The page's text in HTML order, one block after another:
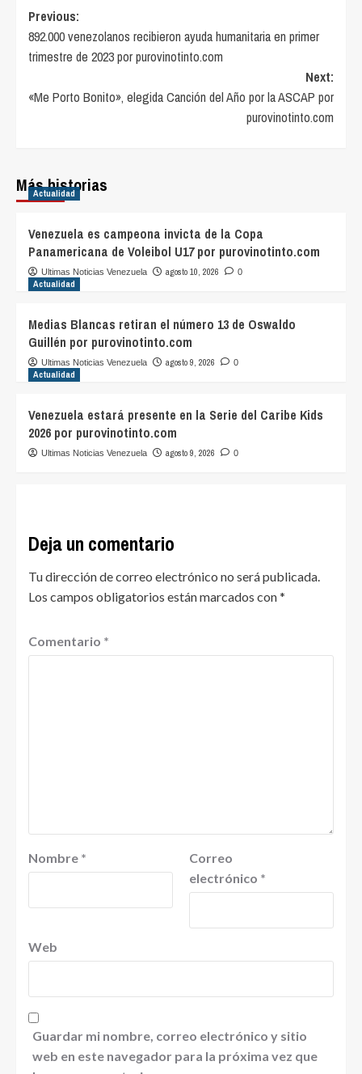
Post
navigation
Previous:
892.000 venezolanos recibieron ayuda humanitaria en primer
trimestre de 2023 por purovinotinto.com
Next:
«Me Porto Bonito», elegida Canción del Año por la ASCAP por
purovinotinto.com
Más historias
Actualidad
Venezuela es campeona invicta de la Copa
Panamericana de Voleibol U17 por purovinotinto.com
Ultimas Noticias Venezuela agosto 10, 2026 0
Actualidad
Medias Blancas retiran el número 13 de Oswaldo
Guillén por purovinotinto.com
Ultimas Noticias Venezuela agosto 9, 2026 0
Actualidad
Venezuela estará presente en la Serie del Caribe Kids
2026 por purovinotinto.com
Ultimas Noticias Venezuela agosto 9, 2026 0
Deja un comentario
Tu dirección de correo electrónico no será publicada.
Los campos obligatorios están marcados con*
Comentario *
Nombre *
Correo
electrónico *
Web
Guardar mi nombre, correo electrónico y sitio
web en este navegador para la próxima vez que